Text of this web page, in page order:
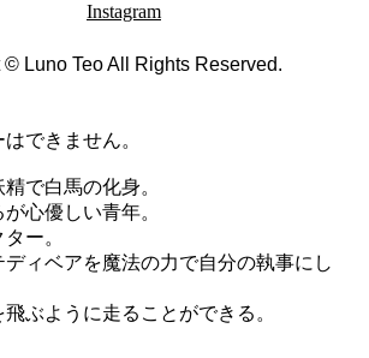
Instagram
Luno Teo All Rights Reserved.
できません。
で白馬の化身。
心優しい青年。
ー。
ディベアを魔法の力で自分の執事にし
ぶように走ることができる。